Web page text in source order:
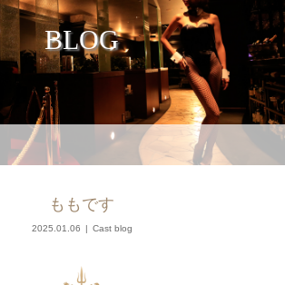
BLOG
ももです
2025.01.06 Cast blog